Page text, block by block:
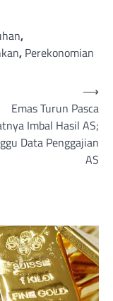
,
, Perekonomian
Emas Turun Pasca
Imbal Hasil AS;
Data Penggajian
AS
⟶